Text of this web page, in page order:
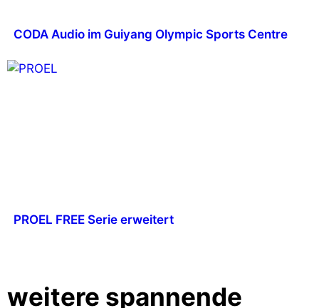
CODA Audio im Guiyang Olympic Sports Centre
PROEL FREE Serie erweitert
weitere spannende